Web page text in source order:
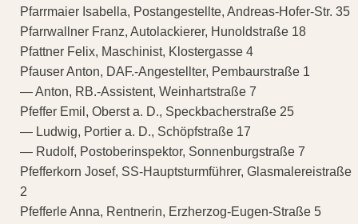
Pfarrmaier Isabella, Postangestellte, Andreas-Hofer-Str. 35
Pfarrwallner Franz, Autolackierer, Hunoldstraße 18
Pfattner Felix, Maschinist, Klostergasse 4
Pfauser Anton, DAF.-Angestellter, Pembaurstraße 1
— Anton, RB.-Assistent, Weinhartstraße 7
Pfeffer Emil, Oberst a. D., Speckbacherstraße 25
— Ludwig, Portier a. D., Schöpfstraße 17
— Rudolf, Postoberinspektor, Sonnenburgstraße 7
Pfefferkorn Josef, SS-Hauptsturmführer, Glasmalereistraße
2
Pfefferle Anna, Rentnerin, Erzherzog-Eugen-Straße 5